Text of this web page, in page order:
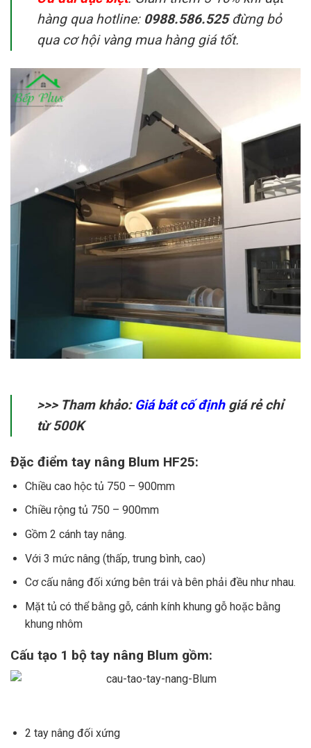
hàng qua hotline: 0988.586.525đừng bỏ
qua cơ hội vàng mua hàng giá tốt.
>>> Tham khảo: Giá bát cố địnhgiá rẻ chỉ
từ 500K
Đặc điểm tay nâng Blum HF25:
Chiều cao hộc tủ 750 – 900mm
Chiều rộng tủ 750 – 900mm
Gồm 2 cánh tay nâng.
Với 3 mức nâng (thấp, trung bình, cao)
Cơ cấu nâng đối xứng bên trái và bên phải đều như nhau.
Mặt tủ có thể bằng gỗ, cánh kính khung gỗ hoặc bằng
khung nhôm
Cấu tạo 1 bộ tay nâng Blum gồm:
2 tay nâng đối xứng